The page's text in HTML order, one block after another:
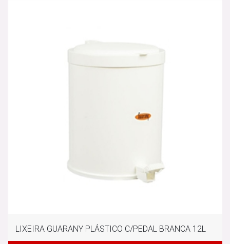
LIXEIRA GUARANY PLÁSTICO C/PEDAL BRANCA 12L